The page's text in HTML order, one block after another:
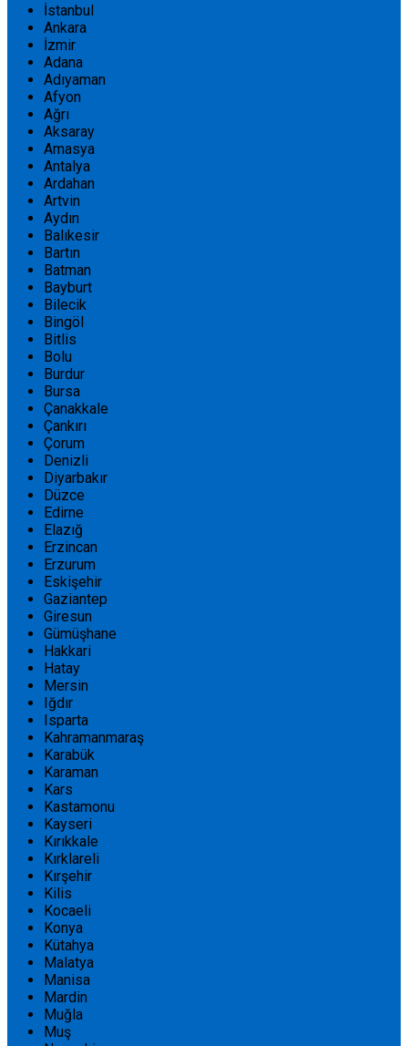
İstanbul
Ankara
İzmir
Adana
Adıyaman
Afyon
Ağrı
Aksaray
Amasya
Antalya
Ardahan
Artvin
Aydın
Balıkesir
Bartın
Batman
Bayburt
Bilecik
Bingöl
Bitlis
Bolu
Burdur
Bursa
Çanakkale
Çankırı
Çorum
Denizli
Diyarbakır
Düzce
Edirne
Elazığ
Erzincan
Erzurum
Eskişehir
Gaziantep
Giresun
Gümüşhane
Hakkari
Hatay
Mersin
Iğdır
Isparta
Kahramanmaraş
Karabük
Karaman
Kars
Kastamonu
Kayseri
Kırıkkale
Kırklareli
Kırşehir
Kilis
Kocaeli
Konya
Kütahya
Malatya
Manisa
Mardin
Muğla
Muş